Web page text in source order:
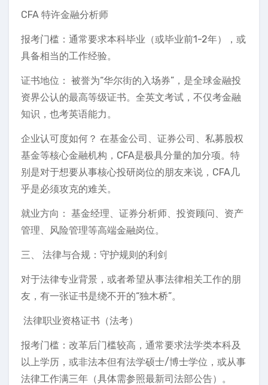
CFA 特许金融分析师
报考门槛：通常要求本科毕业（或毕业前1-2年），或
具备相当的工作经验。
证书地位： 被誉为“华尔街的入场券”，是全球金融投
资界公认的最高等级证书。全英文考试，不仅考金融
知识，也考英语能力。
企业认可度如何？ 在基金公司、证券公司、私募股权
基金等核心金融机构，CFA是极具分量的加分项。特
别是对于想要从事核心投研岗位的朋友来说，CFA几
乎是必须攻克的难关。
就业方向： 基金经理、证券分析师、投资顾问、资产
管理、风险管理等高端金融岗位。
三、 法律与合规：守护规则的利剑
对于法律专业背景，或者希望从事法律相关工作的朋
友，有一张证书是绕不开的“独木桥”。
️ 法律职业资格证书（法考）
报考门槛：改革后门槛较高，通常要求法学类本科及
以上学历，或非法本但有法学硕士/博士学位，或从事
法律工作满三年（具体需参照最新司法部公告）。